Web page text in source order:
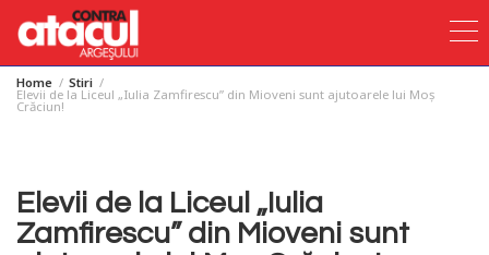
SkipHome Stiri
Elevii de la Liceul „Iulia Zamfirescu” din Mioveni sunt ajutoarele lui Moș
Crăciun!
Elevii de la Liceul „Iulia
Zamfirescu” din Mioveni sunt